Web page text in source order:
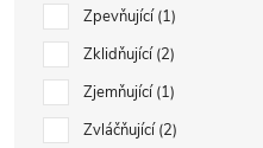
Zpevňující 1
Zklidňující 2
Zjemňující 1
Zvláčňující 2